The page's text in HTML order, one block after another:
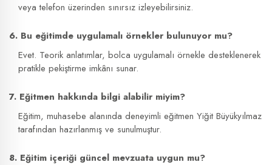
veya telefon üzerinden sınırsız izleyebilirsiniz.
6. Bu eğitimde uygulamalı örnekler bulunuyor mu?
Evet. Teorik anlatımlar, bolca uygulamalı örnekle desteklenerek
pratikle pekiştirme imkânı sunar.
7. Eğitmen hakkında bilgi alabilir miyim?
Eğitim, muhasebe alanında deneyimli eğitmen Yiğit Büyükyılmaz
tarafından hazırlanmış ve sunulmuştur.
8. Eğitim içeriği güncel mevzuata uygun mu?